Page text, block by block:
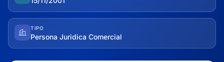
TIPO
Persona Juridica Comercial